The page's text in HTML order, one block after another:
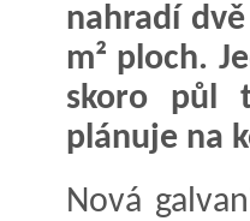
nahradí
m² ploch.
skoro půl
plánuje na
Nová